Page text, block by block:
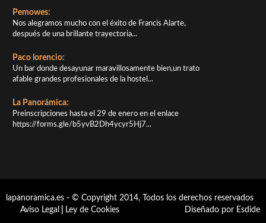
Pemowes:
Nos alegramos mucho con el éxito de Francis Alarte,
después de una brillante trayectoria...
Paco lorencio:
Un bar donde desayunar maravillosamente bien,un trato
afable grandes profesionales de la hostel...
La Panorámica:
Preinscripciones hasta el 29 de enero en el enlace
https://forms.gle/b5yvB2Dh4ycyr5Hj7...
lapanoramica.es - © Copyright 2014, Todos los derechos reservados
Aviso Legal
Ley de Cookies Diseñado por Esdide